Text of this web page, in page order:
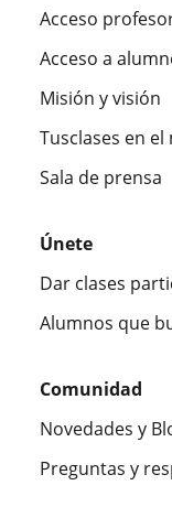
Acceso
Acceso a
Misión y visión
Tusclases en
Sala de prensa
Únete
Dar clases
Alumnos que
Comunidad
Novedades y
Preguntas y